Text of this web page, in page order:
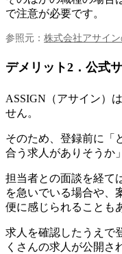
で注意が必要です。
参照元： 株式会社アサイ
デメリット2．公式
ASSIGN（アサイン）
せん。
そのため、 登録前に「
合う求人がありそうか
担当者との面談を経て
を急いでいる場合や、
便に感じられることも
求人を確認したうえで
くさんの求人が公開さ